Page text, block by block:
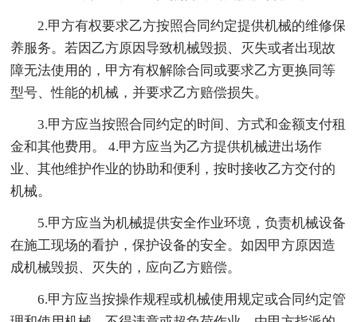
2.甲方有权要求乙方按照合同约定提供机械的维修保
养服务。若因乙方原因导致机械毁损、灭失或者出现故
障无法使用的，甲方有权解除合同或要求乙方更换同等
型号、性能的机械，并要求乙方赔偿损失。
3.甲方应当按照合同约定的时间、方式和金额支付租
金和其他费用。 4.甲方应当为乙方提供机械进出场作
业、其他维护作业的协助和便利，按时接收乙方交付的
机械。
5.甲方应当为机械提供安全作业环境，负责机械设备
在施工现场的看护，保护设备的安全。如因甲方原因造
成机械毁损、灭失的，应向乙方赔偿。
6.甲方应当按操作规程或机械使用规定或合同约定管